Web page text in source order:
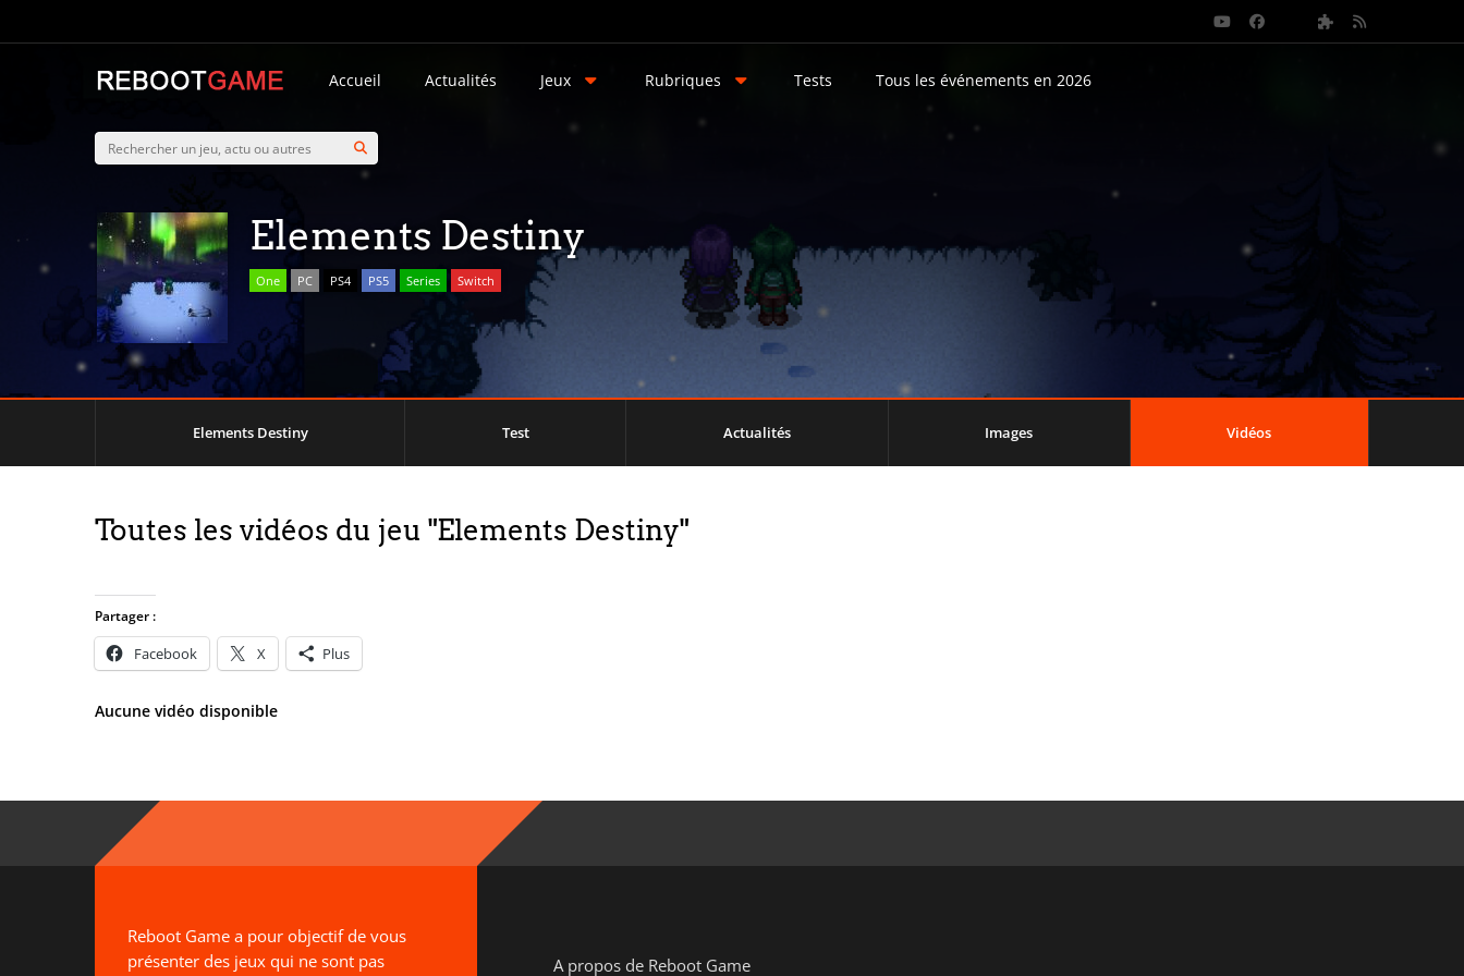
Accueil Actualités Jeux Rubriques Tests Tous les événements en 2026
Elements Destiny
One PC PS4 PS5 Series Switch
Elements Destiny Test Actualités Images Vidéos
Toutes les vidéos du jeu "Elements Destiny"
Partager :
Facebook X Plus
Aucune vidéo disponible
Reboot Game a pour objectif de vous
présenter des jeux qui ne sont pas
A propos de Reboot Game